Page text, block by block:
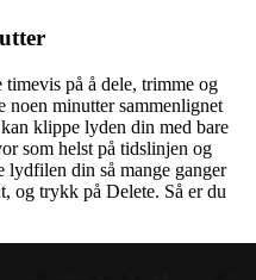
på å dele, trimme og
minutter sammenlignet
klippe lyden din med bare
som helst på tidslinjen og
din så mange ganger
og trykk på Delete. Så er du